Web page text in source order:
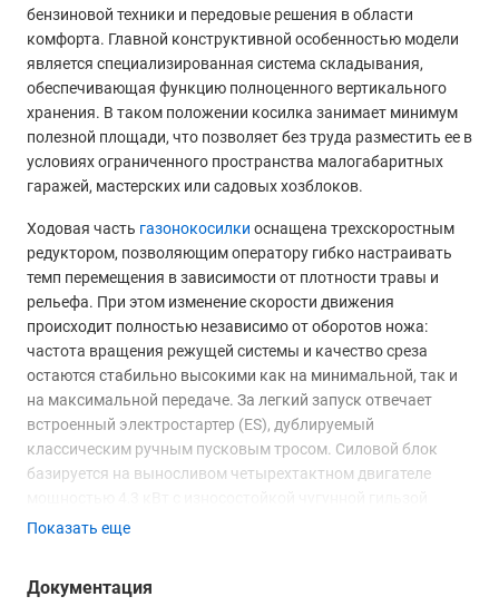
бензиновой техники и передовые решения в области
комфорта. Главной конструктивной особенностью модели
является специализированная система складывания,
обеспечивающая функцию полноценного вертикального
хранения. В таком положении косилка занимает минимум
полезной площади, что позволяет без труда разместить ее в
условиях ограниченного пространства малогабаритных
гаражей, мастерских или садовых хозблоков.
Ходовая часть газонокосилки оснащена трехскоростным
редуктором, позволяющим оператору гибко настраивать
темп перемещения в зависимости от плотности травы и
рельефа. При этом изменение скорости движения
происходит полностью независимо от оборотов ножа:
частота вращения режущей системы и качество среза
остаются стабильно высокими как на минимальной, так и
на максимальной передаче. За легкий запуск отвечает
встроенный электростартер (ES), дублируемый
классическим ручным пусковым тросом. Силовой блок
базируется на выносливом четырехтактном двигателе
цилиндра, гарантирующей эффективный отвод тепла и
Оптимизация кошения
Показать еще
Документация